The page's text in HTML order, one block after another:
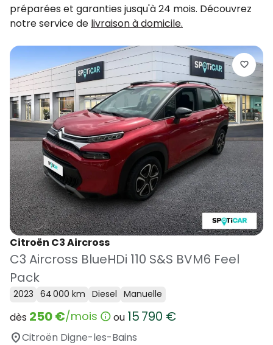
préparées et garanties jusqu'à 24 mois. Découvrez
notre service de livraison à domicile.
Citroën C3 Aircross
C3 Aircross BlueHDi 110 S&S BVM6 Feel
Pack
2023 64 000 km Diesel Manuelle
dès 250 €/mois ou 15 790 €
Citroën Digne-les-Bains